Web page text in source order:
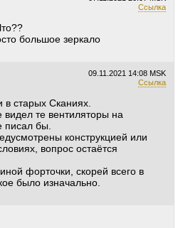
Ссылка
большое зеркало
09.11.2021 14:08 MSK
Ссылка
в старых Сканиях.
те вентиляторы на
бы.
конструкцией или
вопрос остаётся
форточки, скорей всего в
было изначально.